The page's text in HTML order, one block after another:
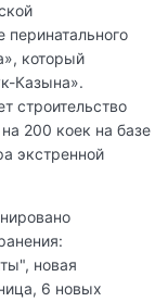
который
Казына».
строительство
200 коек на базе
экстренной
новая
6 новых